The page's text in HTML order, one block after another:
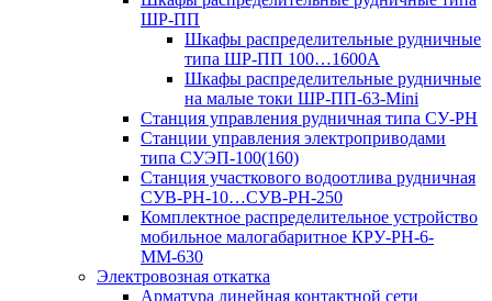
ШР-ПП
Шкафы распределительные рудничные
типа ШР-ПП 100…1600А
Шкафы распределительные рудничные
на малые токи ШР-ПП-63-Mini
Станция управления рудничная типа СУ-РН
Станции управления электроприводами
типа СУЭП-100(160)
Станция участкового водоотлива рудничная
СУВ-РН-10…СУВ-РН-250
Комплектное распределительное устройство
мобильное малогабаритное КРУ-РН-6-
ММ-630
Электровозная откатка
Арматура линейная контактной сети